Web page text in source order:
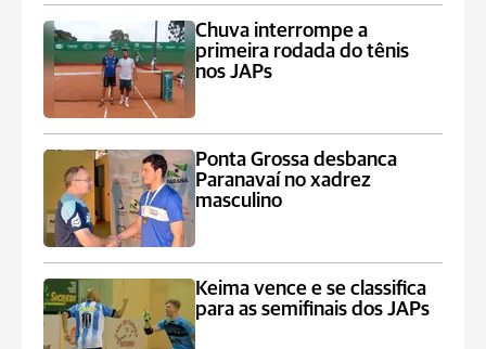
Chuva interrompe a
primeira rodada do tênis
nos JAPs
Ponta Grossa desbanca
Paranavaí no xadrez
masculino
Keima vence e se classifica
para as semifinais dos JAPs